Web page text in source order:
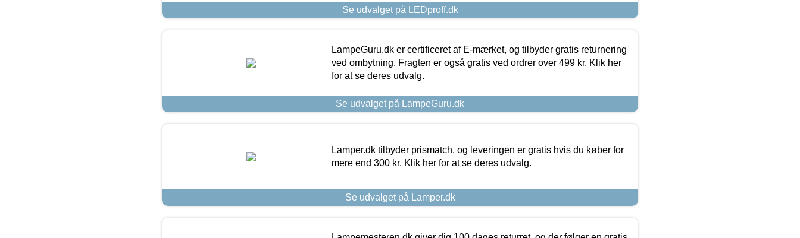
Se udvalget på LEDproff.dk
LampeGuru.dk er certificeret af E-mærket, og tilbyder gratis returnering
ved ombytning. Fragten er også gratis ved ordrer over 499 kr. Klik her
for at se deres udvalg.
Se udvalget på LampeGuru.dk
Lamper.dk tilbyder prismatch, og leveringen er gratis hvis du køber for
mere end 300 kr. Klik her for at se deres udvalg.
Se udvalget på Lamper.dk